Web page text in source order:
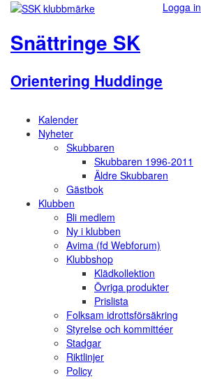
Logga in
Snättringe SK
Orientering Huddinge
Kalender
Nyheter
Skubbaren
Skubbaren 1996-2011
Äldre Skubbaren
Gästbok
Klubben
Bli medlem
Ny i klubben
Avima (fd Webforum)
Klubbshop
Klädkollektion
Övriga produkter
Prislista
Folksam idrottsförsäkring
Styrelse och kommittéer
Stadgar
Riktlinjer
Policy